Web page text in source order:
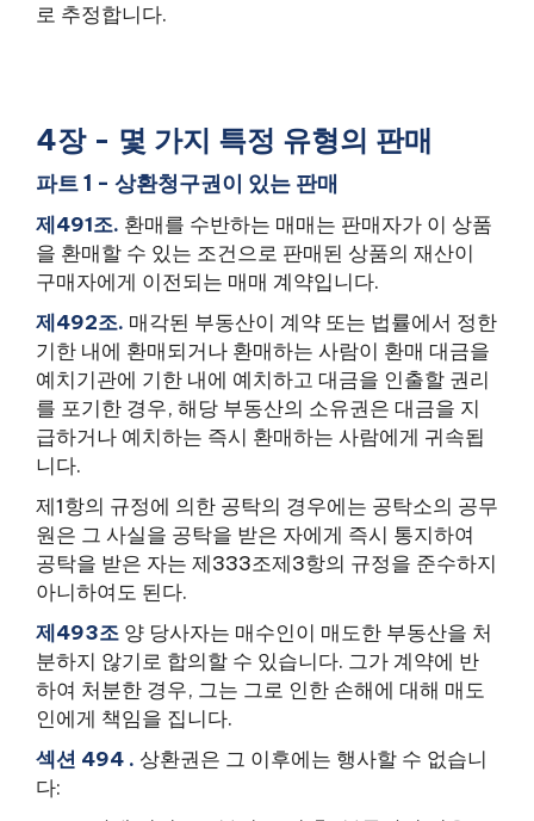
로 추정합니다.
4장 - 몇 가지 특정 유형의 판매
파트 1 - 상환청구권이 있는 판매
제491조. 환매를 수반하는 매매는 판매자가 이 상품
을 환매할 수 있는 조건으로 판매된 상품의 재산이
구매자에게 이전되는 매매 계약입니다.
제492조. 매각된 부동산이 계약 또는 법률에서 정한
기한 내에 환매되거나 환매하는 사람이 환매 대금을
예치기관에 기한 내에 예치하고 대금을 인출할 권리
를 포기한 경우, 해당 부동산의 소유권은 대금을 지
급하거나 예치하는 즉시 환매하는 사람에게 귀속됩
니다.
제1항의 규정에 의한 공탁의 경우에는 공탁소의 공무
원은 그 사실을 공탁을 받은 자에게 즉시 통지하여
공탁을 받은 자는 제333조제3항의 규정을 준수하지
아니하여도 된다.
제493조 양 당사자는 매수인이 매도한 부동산을 처
분하지 않기로 합의할 수 있습니다. 그가 계약에 반
하여 처분한 경우, 그는 그로 인한 손해에 대해 매도
인에게 책임을 집니다.
섹션 494 . 상환권은 그 이후에는 행사할 수 없습니
다: